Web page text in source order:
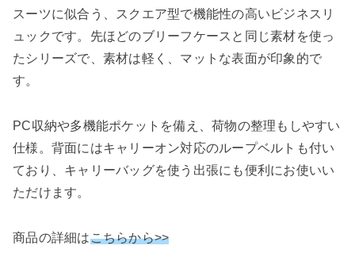
スーツに似合う、スクエア型で機能性の高いビジネスリ
ュックです。先ほどのブリーフケースと同じ素材を使っ
たシリーズで、素材は軽く、マットな表面が印象的で
す。
PC収納や多機能ポケットを備え、荷物の整理もしやすい
仕様。背面にはキャリーオン対応のループベルトも付い
ており、キャリーバッグを使う出張にも便利にお使いい
ただけます。
商品の詳細はこちらから>>